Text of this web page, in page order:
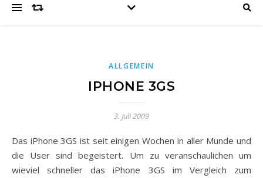
ALLGEMEIN
IPHONE 3GS
3. Juli 2009
Das iPhone 3GS ist seit einigen Wochen in aller Munde und
die User sind begeistert. Um zu veranschaulichen um
wieviel schneller das iPhone 3GS im Vergleich zum